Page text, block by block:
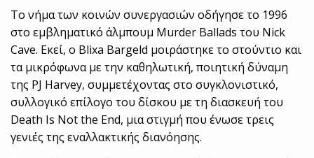
Το νήμα των κοινών συνεργασιών οδήγησε το 1996
στο εμβληματικό άλμπουμ Murder Ballads του Nick
Cave. Εκεί, ο Blixa Bargeld μοιράστηκε το στούντιο και
τα μικρόφωνα με την καθηλωτική, ποιητική δύναμη
της PJ Harvey, συμμετέχοντας στο συγκλονιστικό,
συλλογικό επίλογο του δίσκου με τη διασκευή του
Death Is Not the End, μια στιγμή που ένωσε τρεις
γενιές της εναλλακτικής διανόησης.